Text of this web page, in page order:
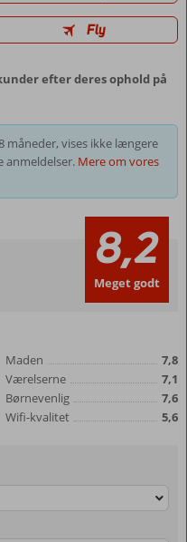
Fly
efter deres ophold på
måneder, vises ikke længere
anmeldelser. Mere om vores
8,2
Meget godt
Maden
7,8
Værelserne
7,1
Børnevenlig
7,6
Wifi-kvalitet
5,6